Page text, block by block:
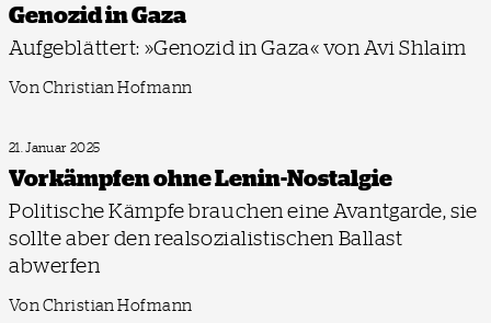
Genozid in Gaza
Aufgeblättert: »Genozid in Gaza« von Avi Shlaim
Von Christian Hofmann
21. Januar 2025
Vorkämpfen ohne Lenin-Nostalgie
Politische Kämpfe brauchen eine Avantgarde, sie
sollte aber den realsozialistischen Ballast
abwerfen
Von Christian Hofmann